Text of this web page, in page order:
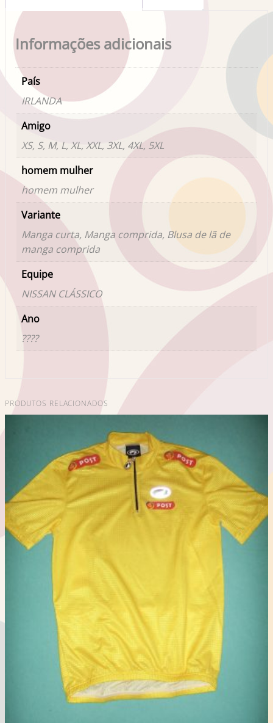
Informações adicionais
País
IRLANDA
Amigo
XS, S, M, L, XL, XXL, 3XL, 4XL, 5XL
homem mulher
homem mulher
Variante
Manga curta, Manga comprida, Blusa de lã de
manga comprida
Equipe
NISSAN CLÁSSICO
Ano
????
PRODUTOS RELACIONADOS